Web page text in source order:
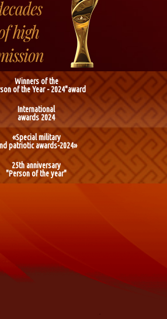
Winners of the
of the Year - 2024"award
International
awards 2024
«Special military
patriotic awards-2024»
25th anniversary
"Person of the year"